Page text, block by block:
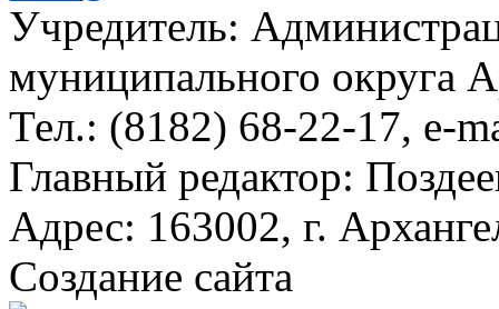
Учредитель:
муниципального округа
Тел.: (8182) 68-22-17, e-
Главный редактор:
Адрес: 163002, г.
Создание сайта